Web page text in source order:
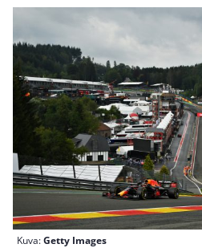
Kuva:Getty Images